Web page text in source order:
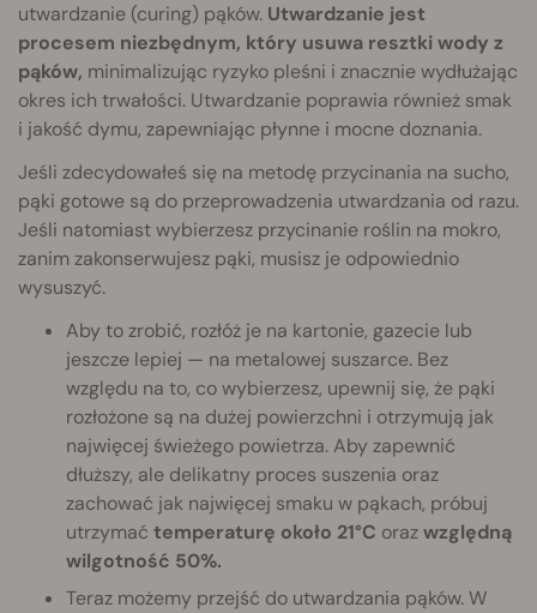
utwardzanie (curing) pąków. Utwardzanie jest
procesem niezbędnym, który usuwa resztki wody z
pąków, minimalizując ryzyko pleśni i znacznie wydłużając
okres ich trwałości. Utwardzanie poprawia również smak
i jakość dymu, zapewniając płynne i mocne doznania.
Jeśli zdecydowałeś się na metodę przycinania na sucho,
pąki gotowe są do przeprowadzenia utwardzania od razu.
Jeśli natomiast wybierzesz przycinanie roślin na mokro,
zanim zakonserwujesz pąki, musisz je odpowiednio
wysuszyć.
Aby to zrobić, rozłóż je na kartonie, gazecie lub
jeszcze lepiej — na metalowej suszarce. Bez
względu na to, co wybierzesz, upewnij się, że pąki
rozłożone są na dużej powierzchni i otrzymują jak
najwięcej świeżego powietrza. Aby zapewnić
dłuższy, ale delikatny proces suszenia oraz
zachować jak najwięcej smaku w pąkach, próbuj
utrzymać temperaturę około 21°C orazwzględną
wilgotność 50%.
Teraz możemy przejść do utwardzania pąków. W